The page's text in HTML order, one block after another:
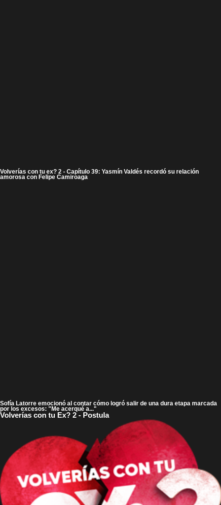
Volverías con tu ex? 2 - Capítulo 39: Yasmín Valdés recordó su relación
amorosa con Felipe Camiroaga
Sofía Latorre emocionó al contar cómo logró salir de una dura etapa marcada
por los excesos: "Me acerqué a..."
Volverías con tu Ex? 2 - Postula